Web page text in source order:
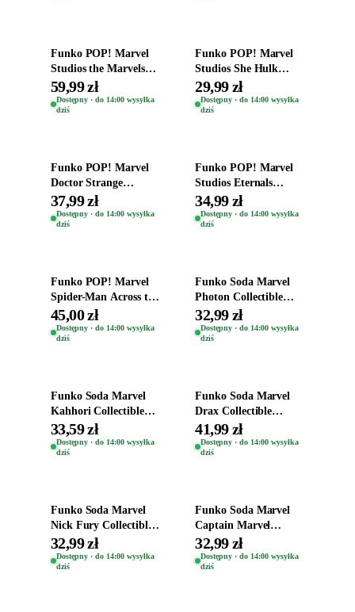
Funko POP! Marvel
Studios the Marvels
Bobble-Head Figurka
Photon 1250
59,99 zł
Dostępny · do 14:00 wysyłka
dziś
Funko POP! Marvel
Studios She Hulk
Bobble-Head Figurka
Jennifer 1128
29,99 zł
Dostępny · do 14:00 wysyłka
dziś
Funko POP! Marvel
Doctor Strange
Multiverse of Madness
Captain Carter 1033
37,99 zł
Dostępny · do 14:00 wysyłka
dziś
Funko POP! Marvel
Studios Eternals
Bobble-Head Figurka
Sersi 728
34,99 zł
Dostępny · do 14:00 wysyłka
dziś
Funko POP! Marvel
Spider-Man Across the
Spider-Verse Spider-
Byte 1229
45,00 zł
Dostępny · do 14:00 wysyłka
dziś
Funko Soda Marvel
Photon Collectible
Figure
32,99 zł
Dostępny · do 14:00 wysyłka
dziś
Funko Soda Marvel
Kahhori Collectible
Figure
33,59 zł
Dostępny · do 14:00 wysyłka
dziś
Funko Soda Marvel
Drax Collectible
Figure
41,99 zł
Dostępny · do 14:00 wysyłka
dziś
Funko Soda Marvel
Nick Fury Collectible
Figure
32,99 zł
Dostępny · do 14:00 wysyłka
dziś
Funko Soda Marvel
Captain Marvel
Collectible Figure
32,99 zł
Dostępny · do 14:00 wysyłka
dziś